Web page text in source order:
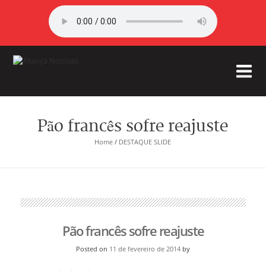
Pão francês sofre reajuste
Home / DESTAQUE SLIDE
Pão francês sofre reajuste
Posted on 11 de fevereiro de 2014 by